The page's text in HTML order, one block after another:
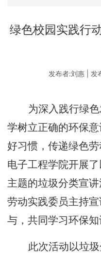
绿色校园实践行
发布者:刘惠 |
为深入践行绿
学树立正确的环保
好习惯，传递绿色
电子工程学院开展了
主题的垃圾分类宣
劳动实践委员主持
与，共同学习环保知
此次活动以垃